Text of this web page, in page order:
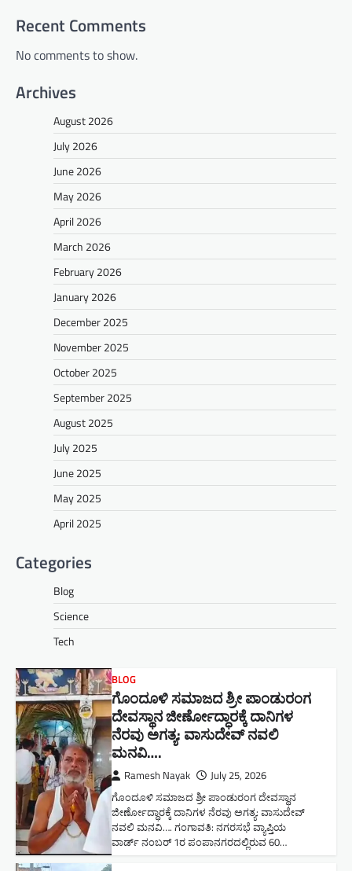
Recent Comments
No comments to show.
Archives
August 2026
July 2026
June 2026
May 2026
April 2026
March 2026
February 2026
January 2026
December 2025
November 2025
October 2025
September 2025
August 2025
July 2025
June 2025
May 2025
April 2025
Categories
Blog
Science
Tech
BLOG
ಗೊಂದೂಳಿ ಸಮಾಜದ ಶ್ರೀ ಪಾಂಡುರಂಗ
ದೇವಸ್ಥಾನ ಜೀರ್ಣೋದ್ಧಾರಕ್ಕೆ ದಾನಿಗಳ
ನೆರವು ಅಗತ್ಯ: ವಾಸುದೇವ್ ನವಲಿ
ಮನವಿ​….
Ramesh Nayak July 25, 2026
ಗೊಂದೂಳಿ ಸಮಾಜದ ಶ್ರೀ ಪಾಂಡುರಂಗ ದೇವಸ್ಥಾನ
ಜೀರ್ಣೋದ್ಧಾರಕ್ಕೆ ದಾನಿಗಳ ನೆರವು ಅಗತ್ಯ: ವಾಸುದೇವ್
ನವಲಿ ಮನವಿ​…. ಗಂಗಾವತಿ: ​ನಗರಸಭೆ ವ್ಯಾಪ್ತಿಯ
ವಾರ್ಡ್ ನಂಬರ್ 1ರ ಪಂಪಾನಗರದಲ್ಲಿರುವ 60…